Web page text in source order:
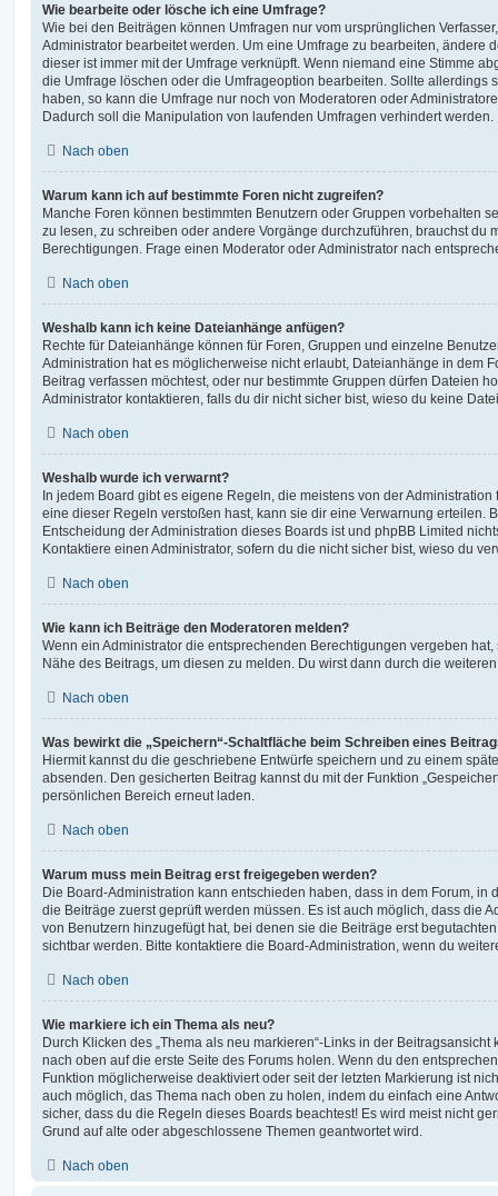
Wie bearbeite oder lösche ich eine Umfrage?
Wie bei den Beiträgen können Umfragen nur vom ursprünglichen
Administrator bearbeitet werden. Um eine Umfrage zu bearbeiten, ändere
dieser ist immer mit der Umfrage verknüpft. Wenn niemand eine Stimme
die Umfrage löschen oder die Umfrageoption bearbeiten. Sollte allerdings
haben, so kann die Umfrage nur noch von Moderatoren oder
Dadurch soll die Manipulation von laufenden Umfragen verhindert werden.
Nach oben
Warum kann ich auf bestimmte Foren nicht zugreifen?
Manche Foren können bestimmten Benutzern oder Gruppen vorbehalten
zu lesen, zu schreiben oder andere Vorgänge durchzuführen, brauchst du
Berechtigungen. Frage einen Moderator oder Administrator nach
Nach oben
Weshalb kann ich keine Dateianhänge anfügen?
Rechte für Dateianhänge können für Foren, Gruppen und einzelne
Administration hat es möglicherweise nicht erlaubt, Dateianhänge in dem
Beitrag verfassen möchtest, oder nur bestimmte Gruppen dürfen Dateien
Administrator kontaktieren, falls du dir nicht sicher bist, wieso du keine
Nach oben
Weshalb wurde ich verwarnt?
In jedem Board gibt es eigene Regeln, die meistens von der
eine dieser Regeln verstoßen hast, kann sie dir eine Verwarnung erteilen.
Entscheidung der Administration dieses Boards ist und phpBB Limited
Kontaktiere einen Administrator, sofern du die nicht sicher bist, wieso du
Nach oben
Wie kann ich Beiträge den Moderatoren melden?
Wenn ein Administrator die entsprechenden Berechtigungen vergeben
Nähe des Beitrags, um diesen zu melden. Du wirst dann durch die
Nach oben
Was bewirkt die „Speichern“-Schaltfläche beim Schreiben eines
Hiermit kannst du die geschriebene Entwürfe speichern und zu einem
absenden. Den gesicherten Beitrag kannst du mit der Funktion
persönlichen Bereich erneut laden.
Nach oben
Warum muss mein Beitrag erst freigegeben werden?
Die Board-Administration kann entschieden haben, dass in dem Forum, in
die Beiträge zuerst geprüft werden müssen. Es ist auch möglich, dass die
von Benutzern hinzugefügt hat, bei denen sie die Beiträge erst
sichtbar werden. Bitte kontaktiere die Board-Administration, wenn du
Nach oben
Wie markiere ich ein Thema als neu?
Durch Klicken des „Thema als neu markieren“-Links in der
nach oben auf die erste Seite des Forums holen. Wenn du den
Funktion möglicherweise deaktiviert oder seit der letzten Markierung ist
auch möglich, das Thema nach oben zu holen, indem du einfach eine
sicher, dass du die Regeln dieses Boards beachtest! Es wird meist nicht
Grund auf alte oder abgeschlossene Themen geantwortet wird.
Nach oben